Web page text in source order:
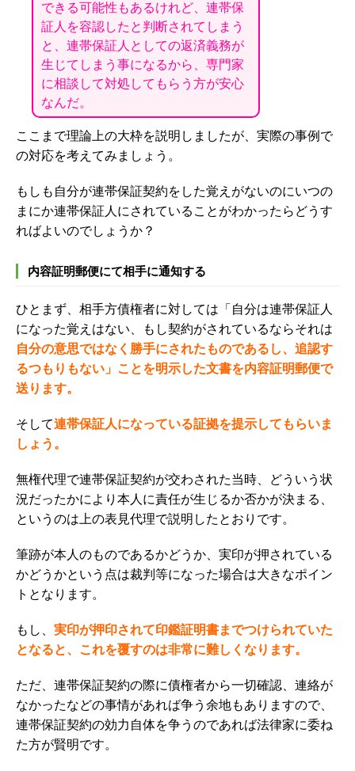
できる可能性もあるけれど、連帯保
証人を容認したと判断されてしまう
と、連帯保証人としての返済義務が
生じてしまう事になるから、専門家
に相談して対処してもらう方が安心
なんだ。
ここまで理論上の大枠を説明しましたが、実際の事例で
の対応を考えてみましょう。
もしも自分が連帯保証契約をした覚えがないのにいつの
まにか連帯保証人にされていることがわかったらどうす
ればよいのでしょうか？
内容証明郵便にて相手に通知する
ひとまず、相手方債権者に対しては 「自分は連帯保証人
になった覚えはない、もし契約がされているならそれは
自分の意思ではなく勝手にされたものであるし、追認す
るつもりもない」ことを明示した文書を内容証明郵便で
送ります。
そして連帯保証人になっている証拠を提示してもらいま
しょう。
無権代理で連帯保証契約が交わされた当時、どういう状
況だったかにより本人に責任が生じるか否かが決まる、
というのは上の表見代理で説明したとおりです。
筆跡が本人のものであるかどうか、実印が押されている
かどうかという点は裁判等になった場合は大きなポイン
トとなります。
もし、 実印が押印されて印鑑証明書までつけられていた
となると、これを覆すのは非常に難しくなります。
ただ、連帯保証契約の際に債権者から一切確認、連絡が
なかったなどの事情があれば争う余地もありますので、
連帯保証契約の効力自体を争うのであれば法律家に委ね
た方が賢明です。